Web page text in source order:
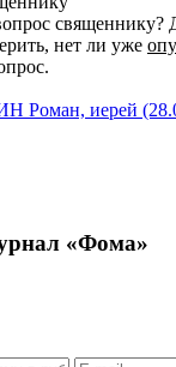
священнику?
нет ли уже
иерей
«Фома»